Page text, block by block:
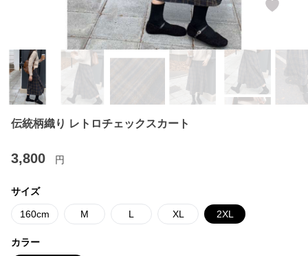
伝統柄織り レトロチェックスカート
3,800 円
サイズ
160cm M L XL 2XL
カラー